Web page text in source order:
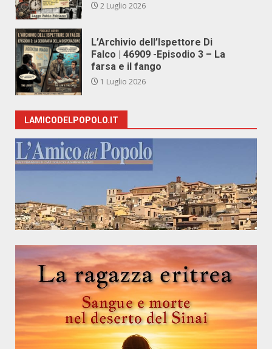
2 Luglio 2026
L’Archivio dell’Ispettore Di
Falco | 46909 -Episodio 3 – La
farsa e il fango
1 Luglio 2026
LAMICODELPOPOLO.IT